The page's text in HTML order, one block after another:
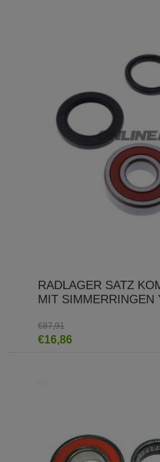
RADLAGER SATZ
MIT SIMMERRINGEN
€87,91
€16,86